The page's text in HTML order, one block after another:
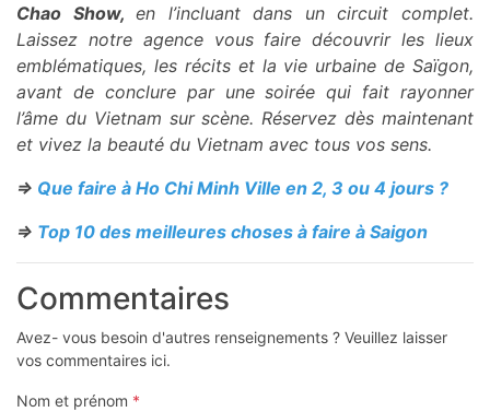
Chao Show,en l’incluant dans un circuit complet.
Laissez notre agence vous faire découvrir les lieux
emblématiques, les récits et la vie urbaine de Saïgon,
avant de conclure par une soirée qui fait rayonner
l’âme du Vietnam sur scène. Réservez dès maintenant
et vivez la beauté du Vietnam avec tous vos sens.
=> Que faire à Ho Chi Minh Ville en 2, 3 ou 4 jours ?
=> Top 10 des meilleures choses à faire à Saigon
Commentaires
Avez- vous besoin d'autres renseignements ? Veuillez laisser
vos commentaires ici.
Nom et prénom *